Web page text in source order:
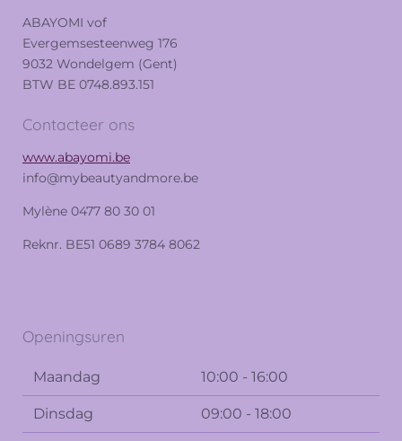
ABAYOMI vof
Evergemsesteenweg 176
9032 Wondelgem (Gent)
BTW BE 0748.893.151
Contacteer ons
www.abayomi.be
info@mybeautyandmore.be
Mylène 0477 80 30 01
Reknr. BE51 0689 3784 8062
Openingsuren
Maandag 10:00 - 16:00
Dinsdag 09:00 - 18:00